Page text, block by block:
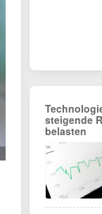
steigende
belasten